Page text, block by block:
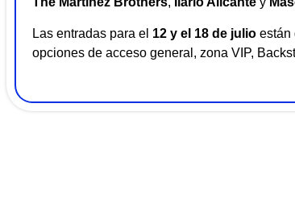
Las entradas para el 12 y el 18 de julio están
opciones de acceso general, zona VIP,